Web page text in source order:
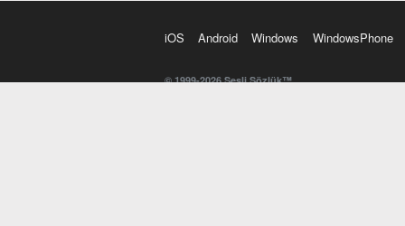
iOS Android Windows WindowsPhone
© 1999-2026 Sesli Sözlük™